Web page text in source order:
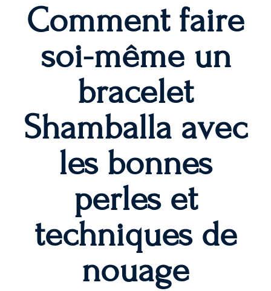
Comment faire
soi-même un
bracelet
Shamballa avec
les bonnes
perles et
techniques de
nouage